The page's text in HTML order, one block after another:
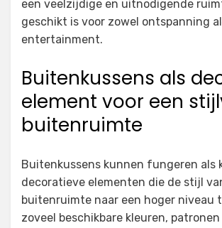
een veelzijdige en uitnodigende
geschikt is voor zowel ontspanning
entertainment.
Buitenkussens als
element voor een
buitenruimte
Buitenkussens kunnen fungeren als
decoratieve elementen die de stijl
buitenruimte naar een hoger niveau
zoveel beschikbare kleuren,